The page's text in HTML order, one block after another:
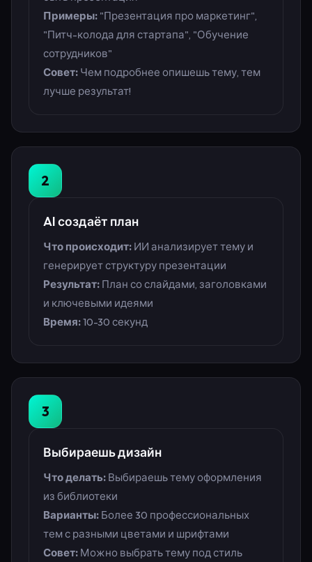
Примеры: "Презентация про маркетинг",
"Питч-колода для стартапа", "Обучение
сотрудников"
Совет: Чем подробнее опишешь тему, тем
лучше результат!
2
AI создаёт план
Что происходит: ИИ анализирует тему и
генерирует структуру презентации
Результат: План со слайдами, заголовками
и ключевыми идеями
Время:10-30 секунд
3
Выбираешь дизайн
Что делать: Выбираешь тему оформления
из библиотеки
Варианты: Более 30 профессиональных
тем с разными цветами и шрифтами
Совет: Можно выбрать тему под стиль